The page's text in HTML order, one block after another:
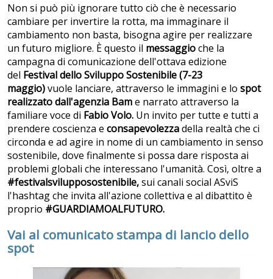
Non si può più ignorare tutto ciò che è necessario
cambiare per invertire la rotta, ma immaginare il
cambiamento non basta, bisogna agire per realizzare
un futuro migliore. Èquesto il messaggioche la
campagna di comunicazione dell'ottava edizione
del Festival dello Sviluppo Sostenibile (7-23
maggio)vuole lanciare, attraverso le immagini e lo spot
realizzato dall'agenzia Bame narrato attraverso la
familiare voce di Fabio Volo. Un invito per tutte e tutti a
prendere coscienza e consapevolezzadella realtà che ci
circonda e ad agire in nome di un cambiamento in senso
sostenibile, dove finalmente si possa dare risposta ai
problemi globali che interessano l'umanità. Così, oltre a
#festivalsvilupposostenibile,sui canali social ASviS
l'hashtag che invita all'azione collettiva e al dibattito è
proprio #GUARDIAMOALFUTURO.
Vai al comunicato stampa di lancio dello
spot